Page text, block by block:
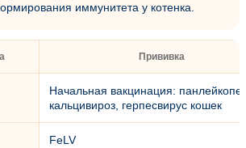
иммунитета у котенка.
Прививка
Начальная вакцинация:
кальцивироз, герпесвирус кошек
FeLV